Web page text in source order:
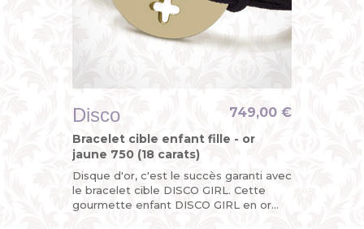
Disco
Bracelet cible enfant fille - or
jaune 750 (18 carats)
Disque d'or, c'est le succès garanti avec
le bracelet cible DISCO GIRL. Cette
gourmette enfant DISCO GIRL en or
749,00 €